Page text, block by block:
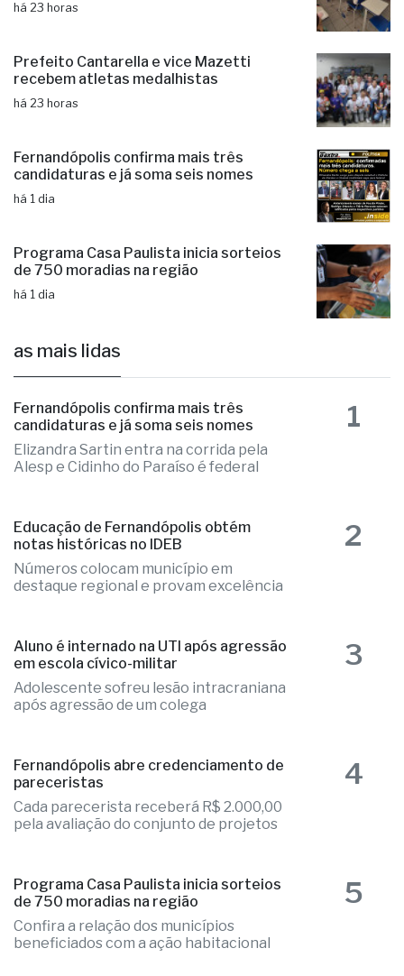
há 23 horas
Prefeito Cantarella e vice Mazetti
recebem atletas medalhistas
há 23 horas
Fernandópolis confirma mais três
candidaturas e já soma seis nomes
há 1 dia
Programa Casa Paulista inicia sorteios
de 750 moradias na região
há 1 dia
as mais lidas
Fernandópolis confirma mais três
candidaturas e já soma seis nomes
Elizandra Sartin entra na corrida pela
Alesp e Cidinho do Paraíso é federal
1
Educação de Fernandópolis obtém
notas históricas no IDEB
Números colocam município em
destaque regional e provam excelência
2
Aluno é internado na UTI após agressão
em escola cívico-militar
Adolescente sofreu lesão intracraniana
após agressão de um colega
3
Fernandópolis abre credenciamento de
pareceristas
Cada parecerista receberá R$ 2.000,00
pela avaliação do conjunto de projetos
4
Programa Casa Paulista inicia sorteios
de 750 moradias na região
Confira a relação dos municípios
beneficiados com a ação habitacional
5